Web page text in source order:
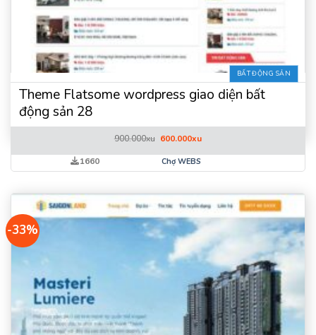
BẤT ĐỘNG SẢN
Theme Flatsome wordpress giao diện bất
động sản 28
900.000xu Giá
là:
900.000xu.
600.000xuGiá
tại
1660 Chợ WEBS
-33%